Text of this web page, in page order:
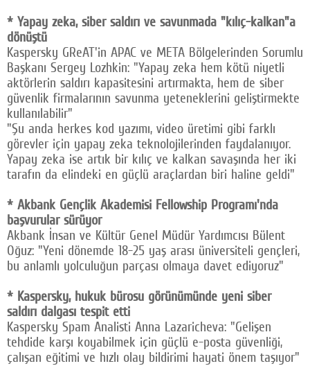
* Yapay zeka, siber saldırı ve savunmada "kılıç-kalkan"a
dönüştü
Kaspersky GReAT'in APAC ve META Bölgelerinden Sorumlu
Başkanı Sergey Lozhkin: "Yapay zeka hem kötü niyetli
aktörlerin saldırı kapasitesini artırmakta, hem de siber
güvenlik firmalarının savunma yeteneklerini geliştirmekte
kullanılabilir"
"Şu anda herkes kod yazımı, video üretimi gibi farklı
görevler için yapay zeka teknolojilerinden faydalanıyor.
Yapay zeka ise artık bir kılıç ve kalkan savaşında her iki
tarafın da elindeki en güçlü araçlardan biri haline geldi"
* Akbank Gençlik Akademisi Fellowship Programı'nda
başvurular sürüyor
Akbank İnsan ve Kültür Genel Müdür Yardımcısı Bülent
Oğuz: "Yeni dönemde 18-25 yaş arası üniversiteli gençleri,
bu anlamlı yolculuğun parçası olmaya davet ediyoruz"
* Kaspersky, hukuk bürosu görünümünde yeni siber
saldırı dalgası tespit etti
Kaspersky Spam Analisti Anna Lazaricheva: "Gelişen
tehdide karşı koyabilmek için güçlü e-posta güvenliği,
çalışan eğitimi ve hızlı olay bildirimi hayati önem taşıyor"